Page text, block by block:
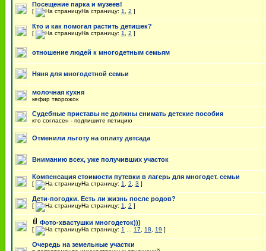
Посещение парка и музеев!
[ На страницу: 1 2 ]
Кто и как помогал растить детишек?
[ На страницу: 1 2 ]
отношение людей к многодетным семьям
Няня для многодетной семьи
молочная кухня
кефир творожок
Судебные приставы не должны снимать детские пособия
кто согласен - подпишите петицию
Отменили льготу на оплату детсада
Вниманию всех, уже получивших участок
Компенсация стоимости путевки в лагерь для многодет. семьи
[ На страницу: 1 2 3 ]
Дети-погодки. Есть ли жизнь после родов?
[ На страницу: 1 2 ]
Фото-хвастушки многодеток)))
[ На страницу: 1 17 18 19 ]
Очередь на земельные участки